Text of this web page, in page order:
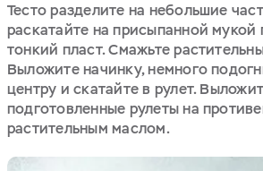
Тесто разделите на небольшие
раскатайте на присыпанной мукой
тонкий пласт. Смажьте
Выложите начинку, немного
центру и скатайте в рулет.
подготовленные рулеты на
растительным маслом.